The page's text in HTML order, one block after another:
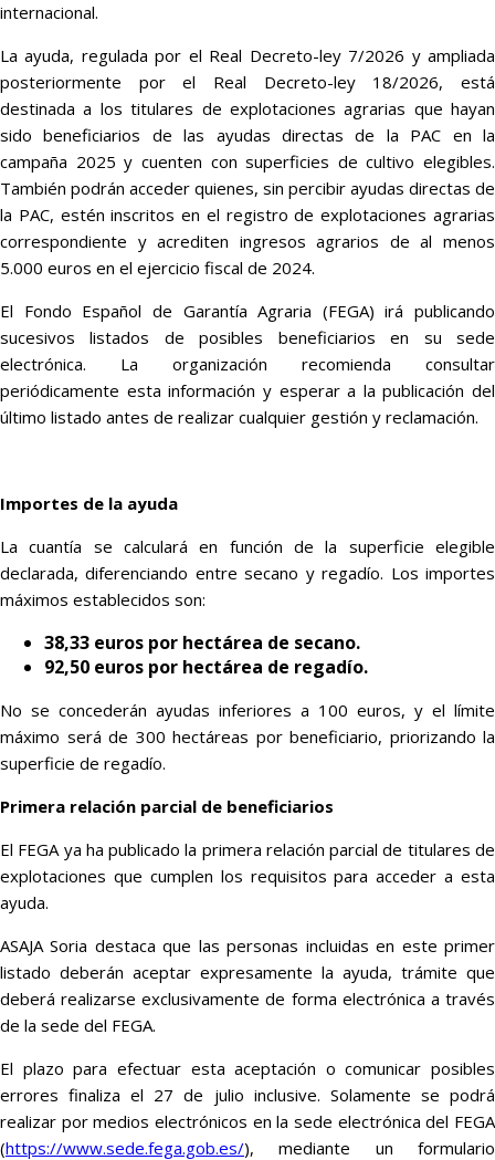
internacional.
La ayuda, regulada por el Real Decreto-ley 7/2026 y ampliada
posteriormente por el Real Decreto-ley 18/2026, está
destinada a los titulares de explotaciones agrarias que hayan
sido beneficiarios de las ayudas directas de la PAC en la
campaña 2025 y cuenten con superficies de cultivo elegibles.
También podrán acceder quienes, sin percibir ayudas directas de
la PAC, estén inscritos en el registro de explotaciones agrarias
correspondiente y acrediten ingresos agrarios de al menos
5.000 euros en el ejercicio fiscal de 2024.
El Fondo Español de Garantía Agraria (FEGA) irá publicando
sucesivos listados de posibles beneficiarios en su sede
electrónica. La organización recomienda consultar
periódicamente esta información y esperar a la publicación del
último listado antes de realizar cualquier gestión y reclamación.
Importes de la ayuda
La cuantía se calculará en función de la superficie elegible
declarada, diferenciando entre secano y regadío. Los importes
máximos establecidos son:
38,33 euros por hectárea de secano.
92,50 euros por hectárea de regadío.
No se concederán ayudas inferiores a 100 euros, y el límite
máximo será de 300 hectáreas por beneficiario, priorizando la
superficie de regadío.
Primera relación parcial de beneficiarios
El FEGA ya ha publicado la primera relación parcial de titulares de
explotaciones que cumplen los requisitos para acceder a esta
ayuda.
ASAJA Soria destaca que las personas incluidas en este primer
listado deberán aceptar expresamente la ayuda, trámite que
deberá realizarse exclusivamente de forma electrónica a través
de la sede del FEGA.
El plazo para efectuar esta aceptación o comunicar posibles
errores finaliza el 27 de julio inclusive. Solamente se podrá
realizar por medios electrónicos en la sede electrónica del FEGA
(https://www.sede.fega.gob.es/), mediante un formulario